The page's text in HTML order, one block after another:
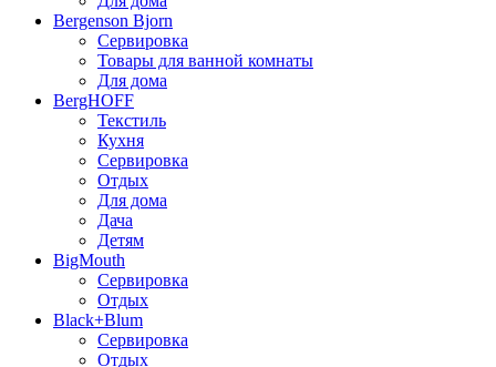
Bergenson Bjorn
Сервировка
Товары для ванной комнаты
Для дома
BergHOFF
Текстиль
Кухня
Сервировка
Отдых
Для дома
Дача
Детям
BigMouth
Сервировка
Отдых
Black+Blum
Сервировка
Отдых